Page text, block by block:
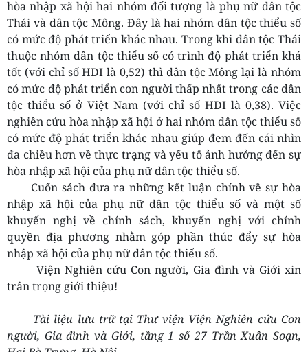
hòa nhập xã hội hai nhóm đối tượng là phụ nữ dân tộc
Thái và dân tộc Mông. Đây là hai nhóm dân tộc thiểu số
có mức độ phát triển khác nhau. Trong khi dân tộc Thái
thuộc nhóm dân tộc thiểu số có trình độ phát triển khá
tốt (với chỉ số HDI là 0,52) thì dân tộc Mông lại là nhóm
có mức độ phát triển con người thấp nhất trong các dân
tộc thiểu số ở Việt Nam (với chỉ số HDI là 0,38). Việc
nghiên cứu hòa nhập xã hội ở hai nhóm dân tộc thiểu số
có mức độ phát triển khác nhau giúp đem đến cái nhìn
đa chiều hơn về thực trạng và yếu tố ảnh hưởng đến sự
hòa nhập xã hội của phụ nữ dân tộc thiểu số.
Cuốn sách đưa ra những kết luận chính về sự hòa
nhập xã hội của phụ nữ dân tộc thiểu số và một số
khuyến nghị về chính sách, khuyến nghị với chính
quyền địa phương nhằm góp phần thúc đẩy sự hòa
nhập xã hội của phụ nữ dân tộc thiểu số.
Viện Nghiên cứu Con người, Gia đình và Giới xin
trân trọng giới thiệu!
Tài liệu lưu trữ tại Thư viện Viện Nghiên cứu Con
người, Gia đình và Giới, tầng 1 số 27 Trần Xuân Soạn,